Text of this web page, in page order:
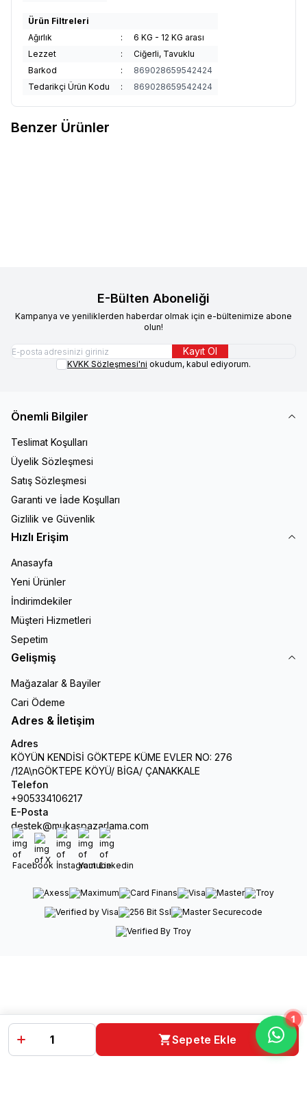
1
Sepete Ekle
Ürün Filtreleri
Ağırlık
:
6 KG - 12 KG arası
Lezzet
:
Ciğerli, Tavuklu
Barkod
:
869028659542424
Tedarikçi Ürün Kodu
: 869028659542424
Benzer Ürünler
E-Bülten Aboneliği
Kampanya ve yeniliklerden haberdar olmak için e-bültenimize abone
olun!
Kayıt Ol
KVKK Sözleşmesi'ni okudum, kabul ediyorum.
Önemli Bilgiler
Teslimat Koşulları
Üyelik Sözleşmesi
Satış Sözleşmesi
Garanti ve İade Koşulları
Gizlilik ve Güvenlik
Hızlı Erişim
Anasayfa
Yeni Ürünler
İndirimdekiler
Müşteri Hizmetleri
Sepetim
Gelişmiş
Mağazalar & Bayiler
Cari Ödeme
Adres & İletişim
Adres
KÖYÜN KENDİSİ GÖKTEPE KÜME EVLER NO: 276
/12A\nGÖKTEPE KÖYÜ/ BİGA/ ÇANAKKALE
Telefon
+905334106217
E-Posta
destek@mukaspazarlama.com
Facebook
X İnstagram
Youtube